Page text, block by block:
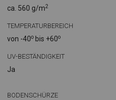
ca. 560 g/m2
TEMPERATURBEREICH
von -40o bis +60o
UV-BESTÄNDIGKEIT
Ja
BODENSCHÜRZE